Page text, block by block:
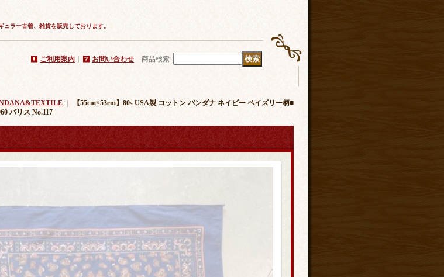
ラー古着、雑貨を販売しております。
ご利用案内 お問い合わせ 商品検索:
【55cm×53cm】80s USA製 コットン バンダナ ネイビー ペイズリー柄■
パリス No.117